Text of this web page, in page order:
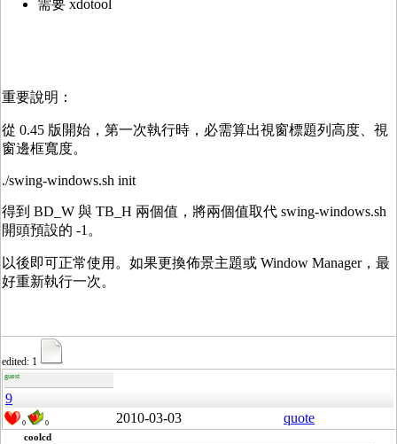
需要 xdotool
重要說明：
從 0.45 版開始，第一次執行時，必需算出視窗標題列高度、視
窗邊框寬度。
./swing-windows.sh init
得到 BD_W 與 TB_H 兩個值，將兩個值取代 swing-windows.sh
開頭預設的 -1。
以後即可正常使用。如果更換佈景主題或 Window Manager，最
好重新執行一次。
edited: 1
guest
9
0 0 2010-03-03 quote
coolcd